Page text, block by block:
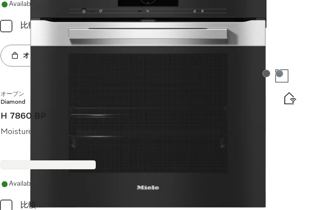
Available
比較
オンラインショップへ
カラー:カラー:
オーブン
Diamond
H 7860 BP
Moisture plusとBrillantLightとの最適なミックス＆マッチデザイン。
Available
比較